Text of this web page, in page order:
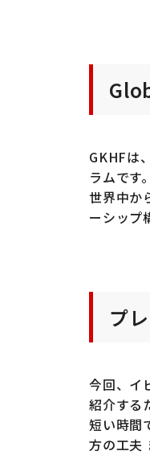
GKHFは
ラムです
世界中か
ーシップ
プ
今回、イ
紹介する
短い時間
方の工夫